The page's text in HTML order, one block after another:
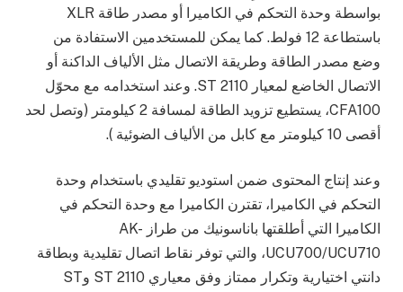
بواسطة وحدة التحكم في الكاميرا أو مصدر طاقة XLR
باستطاعة 12 فولط. كما يمكن للمستخدمين الاستفادة من
وضع مصدر الطاقة وطريقة الاتصال مثل الألياف الداكنة أو
الاتصال الخاضع لمعيار ST 2110. وعند استخدامه مع محوّل
CFA100، يستطيع تزويد الطاقة لمسافة 2 كيلومتر (وتصل لحد
أقصى 10 كيلومتر مع كابل من الألياف الضوئية ).
وعند إنتاج المحتوى ضمن استوديو تقليدي باستخدام وحدة
التحكم في الكاميرا، تقترن الكاميرا مع وحدة التحكم في
الكاميرا التي أطلقتها باناسونيك من طراز AK-
UCU700/UCU710، والتي توفر نقاط اتصال تقليدية وبطاقة
دانتي اختيارية وتكرار ممتاز وفق معياري ST 2110 وST